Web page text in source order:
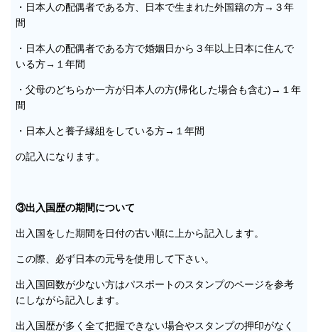
・日本人の配偶者である方、日本で生まれた外国籍の方→３年
間
・日本人の配偶者である方で婚姻日から３年以上日本に住んで
いる方→１年間
・父母のどちらか一方が日本人の方(帰化した場合も含む)→１年
間
・日本人と養子縁組をしている方→１年間
の記入になります。
③出入国歴の期間について
出入国をした期間を日付の古い順に上から記入します。
この際、必ず日本の元号を使用して下さい。
出入国回数が少ない方はパスポートのスタンプのページを参考
にしながら記入します。
出入国歴が多く全て把握できない場合やスタンプの押印がなく